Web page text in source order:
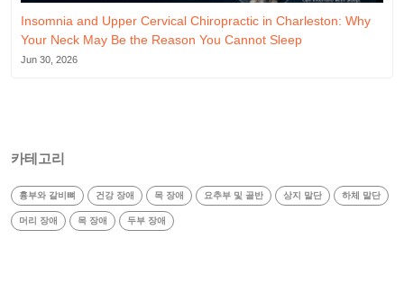
Insomnia and Upper Cervical Chiropractic in Charleston: Why
Your Neck May Be the Reason You Cannot Sleep
Jun 30, 2026
카테고리
흉부와 갈비뼈 건강 장애 목 장애 요추부 및 골반 상지 말단 하체 말단
머리 장애 목 장애 두부 장애